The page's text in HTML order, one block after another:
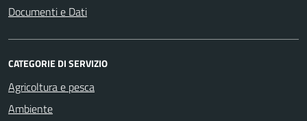
Documenti e Dati
CATEGORIE DI SERVIZIO
Agricoltura e pesca
Ambiente